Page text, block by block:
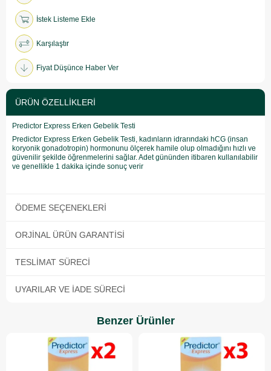
İstek Listeme Ekle
Karşılaştır
Fiyat Düşünce Haber Ver
ÜRÜN ÖZELLIKLERI
Predictor Express Erken Gebelik Testi
Predictor Express Erken Gebelik Testi, kadınların idrarındaki hCG (insan
koryonik gonadotropin) hormonunu ölçerek hamile olup olmadığını hızlı ve
güvenilir şekilde öğrenmelerini sağlar. Adet gününden itibaren kullanılabilir
ve genellikle 1 dakika içinde sonuç verir
ÖDEME SEÇENEKLERI
ORJINAL ÜRÜN GARANTISI
TESLIMAT SÜRECI
UYARILAR VE İADE SÜRECI
Benzer Ürünler